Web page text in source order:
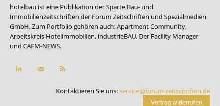
hotelbau ist eine Publikation der Sparte Bau- und
Immobilienzeitschriften der Forum Zeitschriften und Spezialmedien
GmbH. Zum Portfolio gehören auch:Apartment Community,
Arbeitskreis Hotelimmobilien, industrieBAU, Der Facility Manager
und CAFM-NEWS.
Kontaktieren Sie uns:service@forum-zeitschriften.de
Vertrag widerrufen